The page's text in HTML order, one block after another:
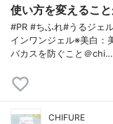
使い方を変えるこ
#PR #ちふれ#うるジェ
インワンジェル※美白：
バカスを防ぐこと＠chi…
CHIFURE